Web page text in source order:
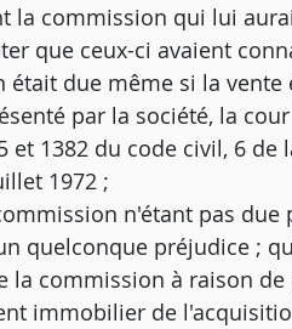
la commission qui lui
que ceux-ci avaient
était due même si la
par la société, la
et 1382 du code civil, 6 de
1972 ;
n'étant pas
quelconque préjudice ;
la commission à raison
immobilier de